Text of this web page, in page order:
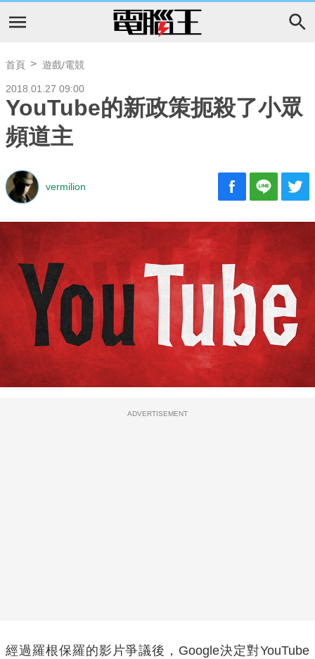
首頁 遊戲/電競
2018.01.27 09:00
YouTube的新政策扼殺了小眾
頻道主
vermilion
ADVERTISEMENT
經過羅根保羅的影片爭議後，Google決定對YouTube